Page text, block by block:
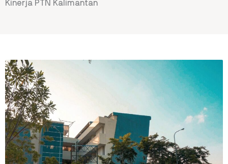
Kinerja PTN Kalimantan